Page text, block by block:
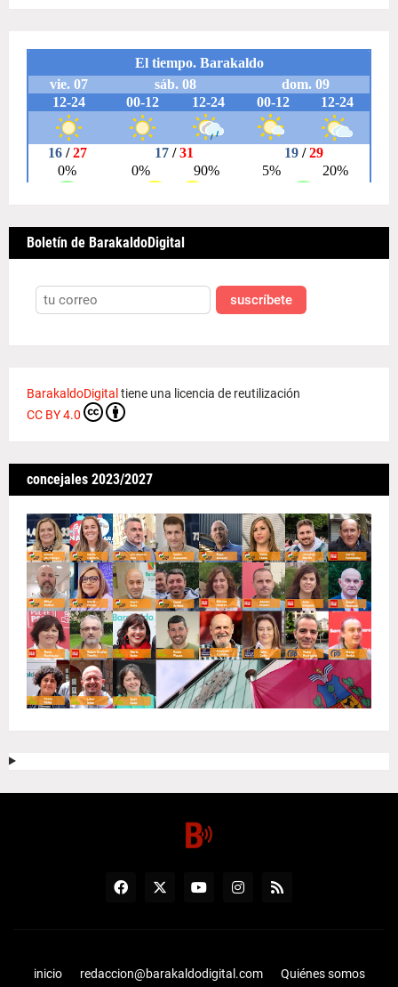
Boletín de BarakaldoDigital
suscríbete
BarakaldoDigital tiene una licencia de reutilización
CC BY 4.0
concejales 2023/2027
inicio redaccion@barakaldodigital.com Quiénes somos